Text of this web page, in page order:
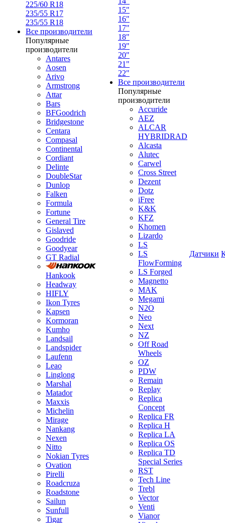
225/60 R18
235/55 R17
235/55 R18
Все производители
Популярные
производители
Antares
Aosen
Arivo
Armstrong
Attar
Bars
BFGoodrich
Bridgestone
Centara
Compasal
Continental
Cordiant
Delinte
DoubleStar
Dunlop
Falken
Formula
Fortune
General Tire
Gislaved
Goodride
Goodyear
GT Radial
Hankook
Headway
HIFLY
Ikon Tyres
Kapsen
Kormoran
Kumho
Landsail
Landspider
Laufenn
Leao
Linglong
Marshal
Matador
Maxxis
Michelin
Mirage
Nankang
Nexen
Nitto
Nokian Tyres
Ovation
Pirelli
Roadcruza
Roadstone
Sailun
Sunfull
Tigar
15"
16"
17"
18"
19"
20"
21"
22"
Все производители
Популярные
производители
Accuride
AEZ
ALCAR
HYBRIDRAD
Alcasta
Alutec
Carwel
Cross Street
Dezent
Dotz
iFree
K&K
KFZ
Khomen
Lizardo
LS
LS
FlowForming
LS Forged
Magnetto
MAK
Megami
N2O
Neo
Next
NZ
Off Road
Wheels
OZ
PDW
Remain
Replay
Replica
Concept
Replica FR
Replica H
Replica LA
Replica OS
Replica TD
Special Series
RST
Tech Line
Trebl
Vector
Venti
Vianor
Датчики